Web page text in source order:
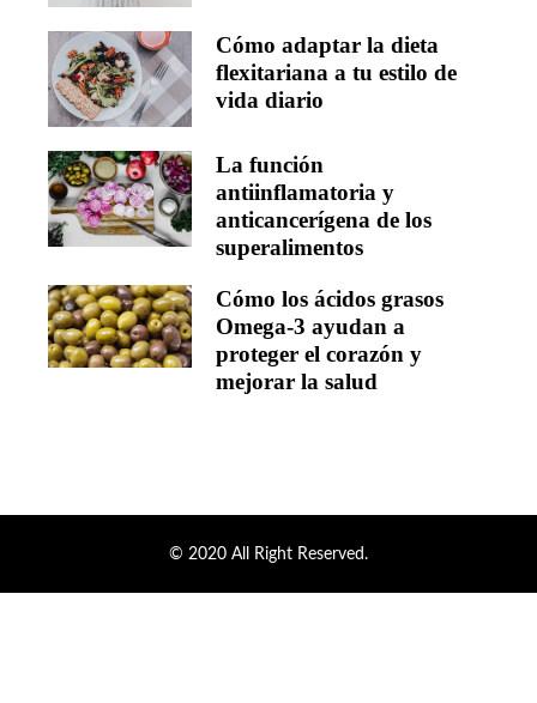
Cómo adaptar la dieta
flexitariana a tu estilo de
vida diario
La función
antiinflamatoria y
anticancerígena de los
superalimentos
Cómo los ácidos grasos
Omega-3 ayudan a
proteger el corazón y
mejorar la salud
© 2020 All Right Reserved.